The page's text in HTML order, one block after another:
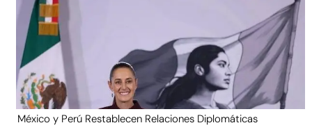
México y Perú Restablecen Relaciones Diplomáticas